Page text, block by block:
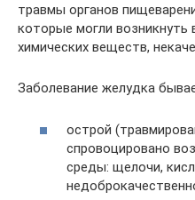
травмы органов
которые могли возникнуть
химических веществ,
Заболевание желудка
острой
спровоцировано
среды: щелочи,